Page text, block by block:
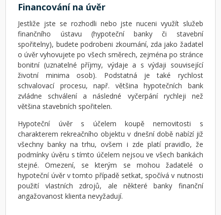
Financování na úvěr
Jestliže jste se rozhodli nebo jste nuceni využít služeb
finančního ústavu (hypoteční banky či stavební
spořitelny), budete podrobeni zkoumání, zda jako žadatel
o úvěr vyhovujete po všech směrech, zejména po stránce
bonitní (uznatelné příjmy, výdaje a s výdaji související
životní minima osob). Podstatná je také rychlost
schvalovací procesu, např. většina hypotečních bank
zvládne schválení a následné vyčerpání rychleji než
většina stavebních spořitelen.
Hypoteční úvěr s účelem koupě nemovitosti s
charakterem rekreačního objektu v dnešní době nabízí již
všechny banky na trhu, ovšem i zde platí pravidlo, že
podmínky úvěru s tímto účelem nejsou ve všech bankách
stejné. Omezení, se kterým se mohou žadatelé o
hypoteční úvěr v tomto případě setkat, spočívá v nutnosti
použití vlastních zdrojů, ale některé banky finanční
angažovanost klienta nevyžadují.